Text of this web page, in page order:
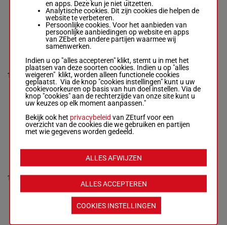
1m 6a 4a 4m
5a 1a 3a
12
ESMONDO
Jublot L.-
R/10 -
3025m-
1'11"8-
€ 182.030
(21) 7a Da
Da 4a Da Da
9a 6a 3a Da
R/103025m1'11"8
€ 182.030
(21) 7a
Da Da 4a
Da Da 9a
6a 3a Da
3a Da
13
R/9 - 3025m R/9 3025m1'11"4
€ 182.050
(21) 6a
4a 0a 1a
4a Da 5a
1a 7a 3a
9a (20)
7a
en apps. Deze kun je niet uitzetten.
Analytische cookies. Dit zijn cookies die helpen de
website te verbeteren.
Persoonlijke cookies. Voor het aanbieden van
persoonlijke aanbiedingen op website en apps
van ZEbet en andere partijen waarmee wij
samenwerken.
Indien u op "alles accepteren" klikt, stemt u in met het
plaatsen van deze soorten cookies. Indien u op "alles
weigeren" klikt, worden alleen functionele cookies
geplaatst. Via de knop "cookies instellingen" kunt u uw
cookievoorkeuren op basis van hun doel instellen. Via de
knop "cookies" aan de rechterzijde van onze site kunt u
uw keuzes op elk moment aanpassen."
Bekijk ook het privacybeleid van ZEturf voor een
overzicht van de cookies die we gebruiken en partijen
met wie gegevens worden gedeeld.
ALLES ACCEPTEREN
ALLES AFWIJZEN
COOKIES INSTELLINGEN